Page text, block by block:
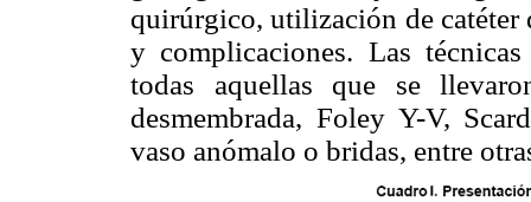
quirúrgico, utilización de
y complicaciones. Las
todas aquellas que se
desmembrada, Foley Y-V,
vaso anómalo o bridas, entre